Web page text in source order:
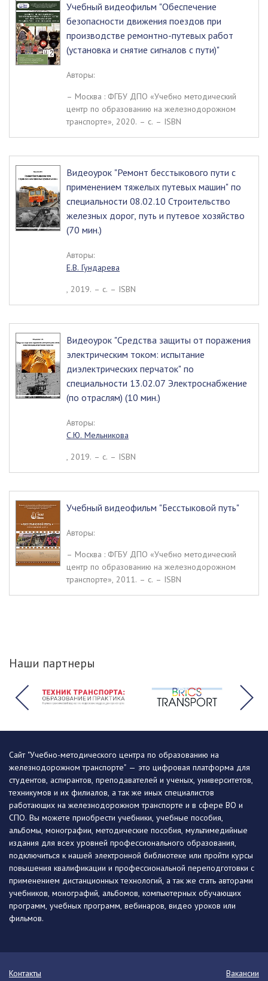
Учебный видеофильм "Обеспечение
безопасности движения поездов при
производстве ремонтно-путевых работ
(установка и снятие сигналов с пути)"
Авторы:
– Москва : ФГБУ ДПО «Учебно методический
центр по образованию на железнодорожном
транспорте», 2020. – c. – ISBN
Видеоурок "Ремонт бесстыкового пути с
применением тяжелых путевых машин" по
специальности 08.02.10 Строительство
железных дорог, путь и путевое хозяйство
(70 мин.)
Авторы:
Е.В. Гундарева
, 2019. – c. – ISBN
Видеоурок "Средства защиты от поражения
электрическим током: испытание
диэлектрических перчаток" по
специальности 13.02.07 Электроснабжение
(по отраслям) (10 мин.)
Авторы:
С.Ю. Мельникова
, 2019. – c. – ISBN
Учебный видеофильм "Бесстыковой путь"
Авторы:
– Москва : ФГБУ ДПО «Учебно методический
центр по образованию на железнодорожном
транспорте», 2011. – c. – ISBN
Наши партнеры
Сайт "Учебно-методического центра по образованию на
железнодорожном транспорте" — это цифровая платформа для
студентов, аспирантов, преподавателей и ученых, университетов,
техникумов и их филиалов, а так же иных специалистов
работающих на железнодорожном транспорте и в сфере ВО и
СПО. Вы можете приобрести учебники, учебные пособия,
альбомы, монографии, методические пособия, мультимедийные
издания для всех уровней профессионального образования,
подключиться к нашей электронной библиотеке или пройти курсы
повышения квалификации и профессиональной переподготовки с
применением дистанционных технологий, а так же стать авторами
учебников, монографий, альбомов, компьютерных обучающих
программ, учебных программ, вебинаров, видео уроков или
фильмов.
Контакты Вакансии